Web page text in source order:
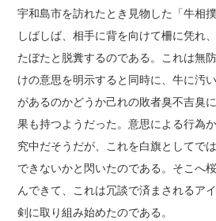
宇和島市を訪れたとき見物した「牛相
しばしば、相手に背を向けて柵に凭れ
たぼたと脱糞するのである。これは無
けの意思を明示すると同時に、牛に汚
があるのかどうか己れの敗者臭不吉臭
果も持つようだった。意思による行為
究中だそうだが、これを白旗としてで
できないかと閃いたのである。そこへ
んできて、これは冗談で済まされるア
剣に取り組み始めたのである。